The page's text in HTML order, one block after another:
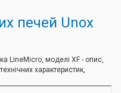
печей Unox
LineMicro, моделі XF - опис,
характеристик,